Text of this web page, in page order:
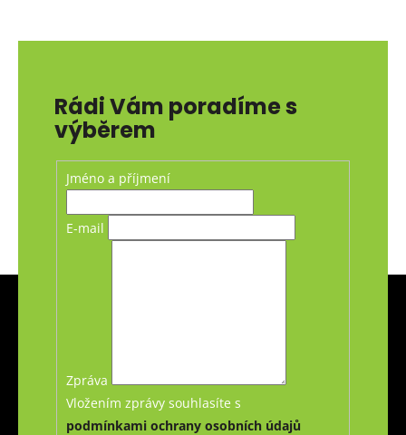
Rádi Vám poradíme s
výběrem
Jméno a příjmení
E-mail
Zpráva
Vložením zprávy souhlasíte s
podmínkami ochrany osobních údajů